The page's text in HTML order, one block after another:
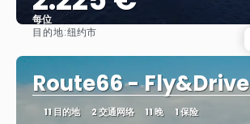
每位
目的地:纽约市
Route66 - Fly&Drive
11 目的地 2 交通网络 11 晚 1 保险